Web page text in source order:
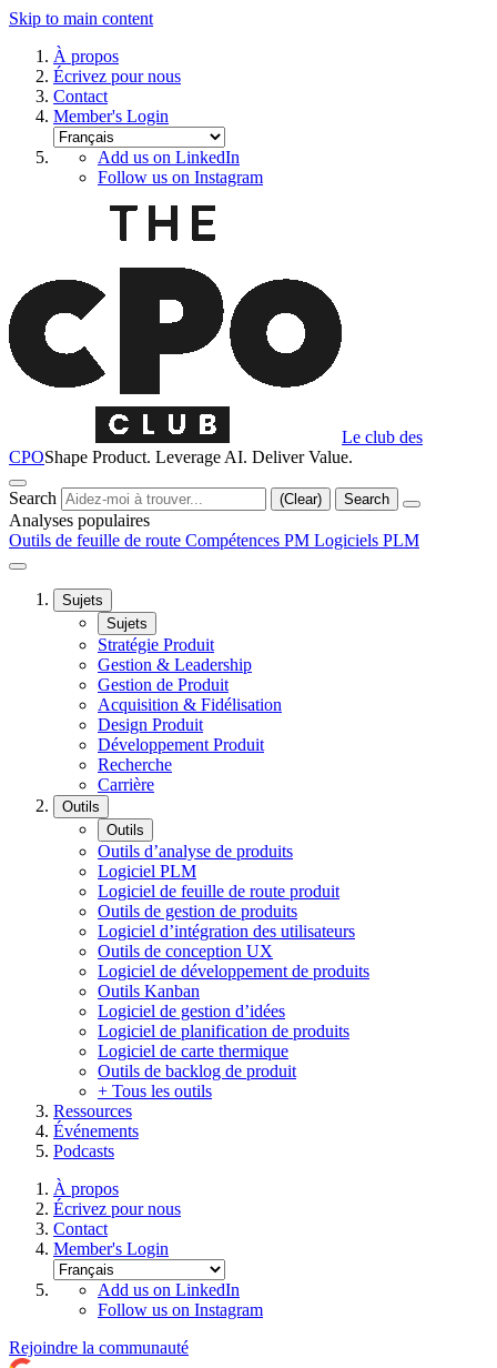
Skip to main content
À propos
Écrivez pour nous
Contact
Member's Login
Add us on LinkedIn
Follow us on Instagram
Le club des
CPOShape Product. Leverage AI. Deliver Value.
Search (Clear) Search
Analyses populaires
Outils de feuille de route Compétences PM Logiciels PLM
Sujets
Sujets
Stratégie Produit
Gestion & Leadership
Gestion de Produit
Acquisition & Fidélisation
Design Produit
Développement Produit
Recherche
Carrière
Outils
Outils
Outils d’analyse de produits
Logiciel PLM
Logiciel de feuille de route produit
Outils de gestion de produits
Logiciel d’intégration des utilisateurs
Outils de conception UX
Logiciel de développement de produits
Outils Kanban
Logiciel de gestion d’idées
Logiciel de planification de produits
Logiciel de carte thermique
Outils de backlog de produit
+ Tous les outils
Ressources
Événements
Podcasts
À propos
Écrivez pour nous
Contact
Member's Login
Add us on LinkedIn
Follow us on Instagram
Rejoindre la communauté